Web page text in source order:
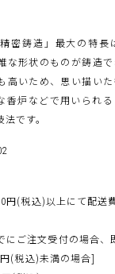
密鋳造」最大の特
な形状のものが鋳造
高いため、思い描い
香炉などで用いられ
です。
(税込)以上にて配送費
ご注文受付の場合、
(税込)未満の場合]